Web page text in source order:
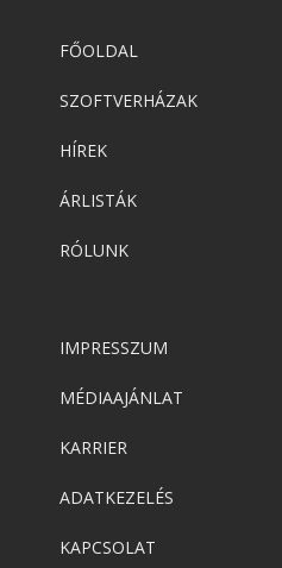
FŐOLDAL
SZOFTVERHÁZAK
HÍREK
ÁRLISTÁK
RÓLUNK
IMPRESSZUM
MÉDIAAJÁNLAT
KARRIER
ADATKEZELÉS
KAPCSOLAT